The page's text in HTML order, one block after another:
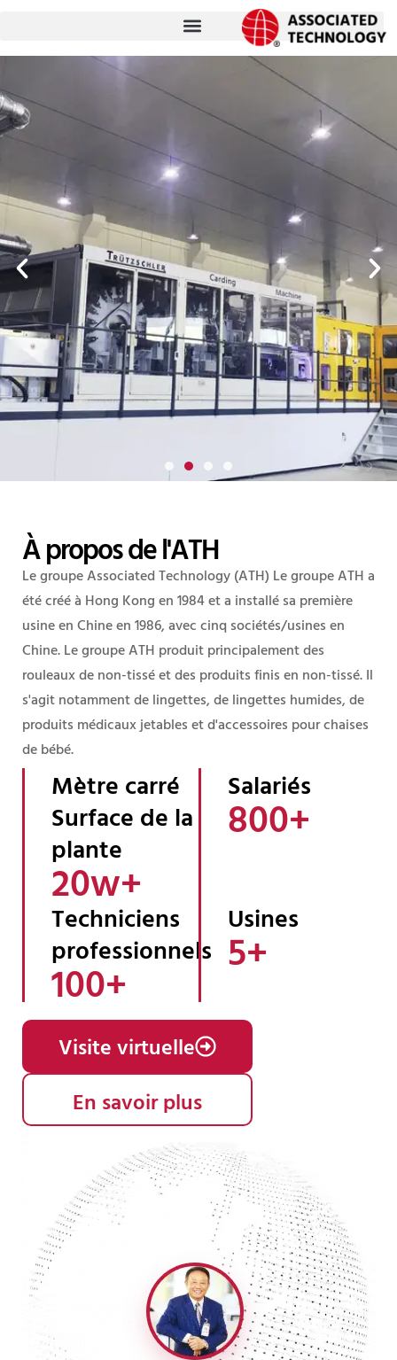
内
容
Fabricant mondial de produits non tissés
à guichet unique
Tous les produits
Nous contacter
À propos de l'ATH
Le groupe Associated Technology (ATH) Le groupe ATH a
été créé à Hong Kong en 1984 et a installé sa première
usine en Chine en 1986, avec cinq sociétés/usines en
Chine. Le groupe ATH produit principalement des
rouleaux de non-tissé et des produits finis en non-tissé. Il
s'agit notamment de lingettes, de lingettes humides, de
produits médicaux jetables et d'accessoires pour chaises
de bébé.
Mètre carré
Surface de la
plante
20w+
Salariés
800+
Techniciens
professionnels
100+
Usines
5+
Visite virtuelle
En savoir plus